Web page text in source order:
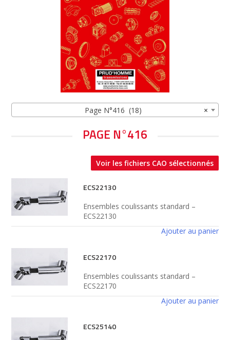
×
Page N°416 (18)
PAGE N°416
Voir les fichiers CAO sélectionnés
ECS22130
Ensembles coulissants standard –
ECS22130
Ajouter au panier
ECS22170
Ensembles coulissants standard –
ECS22170
Ajouter au panier
ECS25140